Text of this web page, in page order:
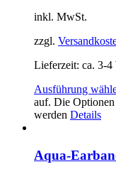
inkl. MwSt.
zzgl.
Lieferzeit: ca. 3-4
Ausführung
auf. Die
werden Details
Aqua-